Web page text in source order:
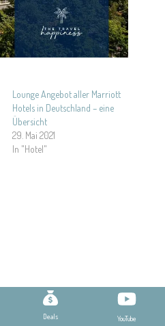
Lounge Angebot aller Marriott
Hotels in Deutschland – eine
Übersicht
29. Mai 2021
In "Hotel"
Deals YouTube